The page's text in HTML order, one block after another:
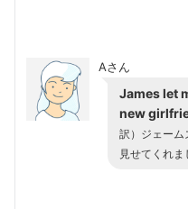
Aさん
James let
new
訳）ジェーム
見せてくれま